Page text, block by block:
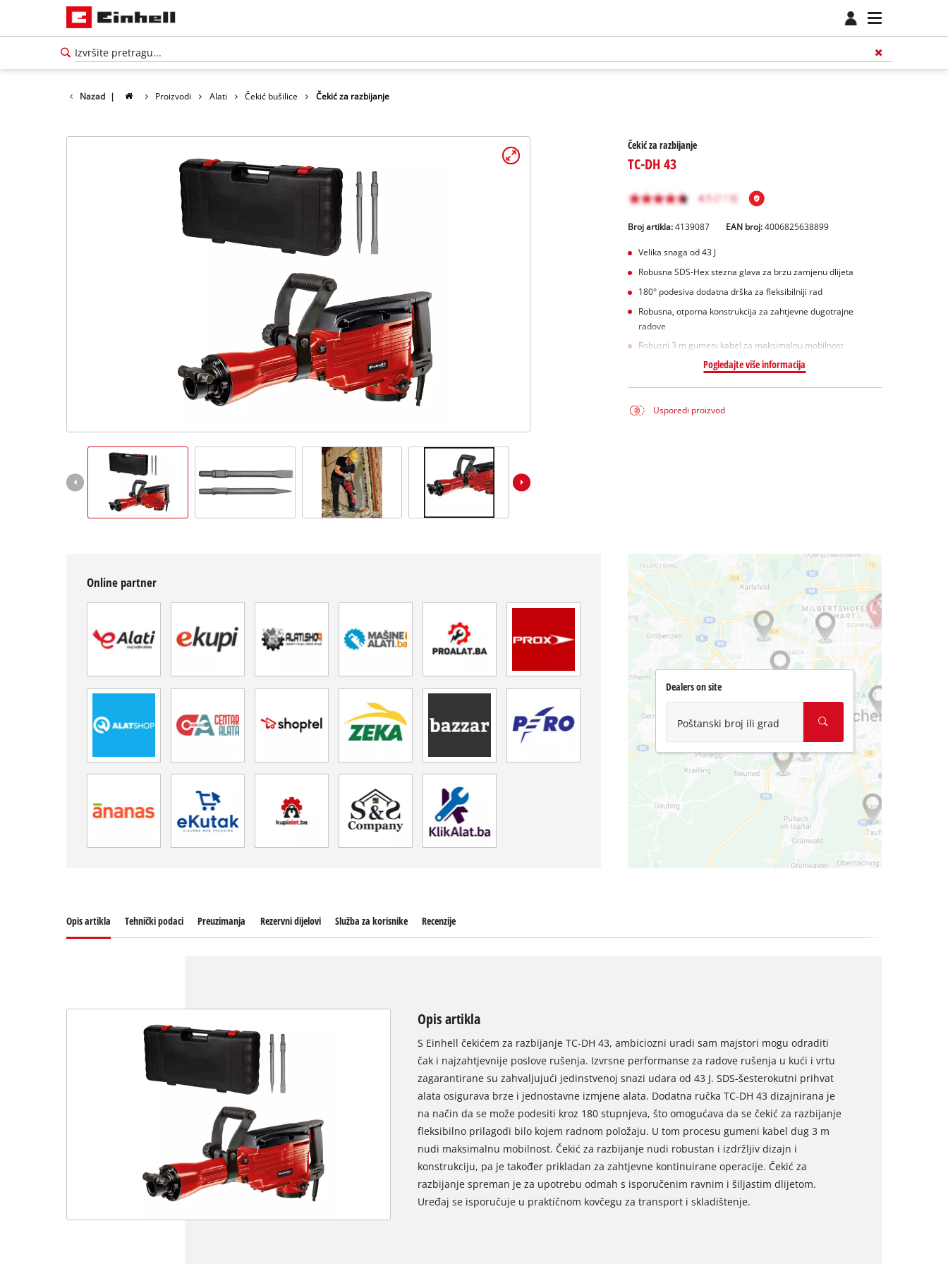
Nazad | Proizvodi Alati Čekić bušilice Čekić za razbijanje
Čekić za razbijanje
TC-DH 43
Broj artikla: 4139087 EAN broj:4006825638899
Velika snaga od 43 J
Robusna SDS-Hex stezna glava za brzu zamjenu dlijeta
180° podesiva dodatna drška za fleksibilniji rad
Robusna, otporna konstrukcija za zahtjevne dugotrajne
radove
Robusni 3 m gumeni kabel za maksimalnu mobilnost
Pogledajte više informacija
Usporedi proizvod
Online partner
Dealers on site
Poštanski broj ili grad
Opis artikla Tehnički podaci Preuzimanja Rezervni dijelovi Služba za korisnike Recenzije
Opis artikla
S Einhell čekićem za razbijanje TC-DH 43, ambiciozni uradi sam majstori mogu odraditi
čak i najzahtjevnije poslove rušenja. Izvrsne performanse za radove rušenja u kući i vrtu
zagarantirane su zahvaljujući jedinstvenoj snazi udara od 43 J. SDS-šesterokutni prihvat
alata osigurava brze i jednostavne izmjene alata. Dodatna ručka TC-DH 43 dizajnirana je
na način da se može podesiti kroz 180 stupnjeva, što omogućava da se čekić za razbijanje
fleksibilno prilagodi bilo kojem radnom položaju. U tom procesu gumeni kabel dug 3 m
nudi maksimalnu mobilnost. Čekić za razbijanje nudi robustan i izdržljiv dizajn i
konstrukciju, pa je također prikladan za zahtjevne kontinuirane operacije. Čekić za
razbijanje spreman je za upotrebu odmah s isporučenim ravnim i šiljastim dlijetom.
Uređaj se isporučuje u praktičnom kovčegu za transport i skladištenje.